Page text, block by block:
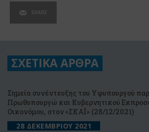
SHARE
ΣΧΕΤΙΚΑ ΑΡΘΡΑ
Σημεία συνέντευξης του Υφυπουργού
Πρωθυπουργώ και Κυβερνητικού
Οικονόμου, στον «ΣΚΑΪ» (28/12/2021)
28 ΔΕΚΕΜΒΡΙΟΥ 2021